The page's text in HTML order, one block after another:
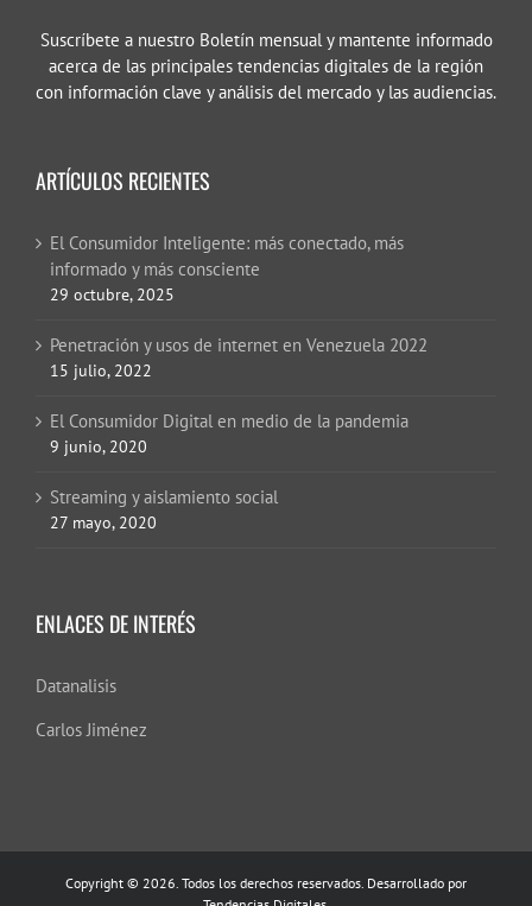
Suscríbete a nuestro Boletín mensual y mantente informado
acerca de las principales tendencias digitales de la región
con información clave y análisis del mercado y las audiencias.
ARTÍCULOS RECIENTES
El Consumidor Inteligente: más conectado, más
informado y más consciente
29 octubre, 2025
Penetración y usos de internet en Venezuela 2022
15 julio, 2022
El Consumidor Digital en medio de la pandemia
9 junio, 2020
Streaming y aislamiento social
27 mayo, 2020
ENLACES DE INTERÉS
Datanalisis
Carlos Jiménez
Copyright © 2026. Todos los derechos reservados. Desarrollado por